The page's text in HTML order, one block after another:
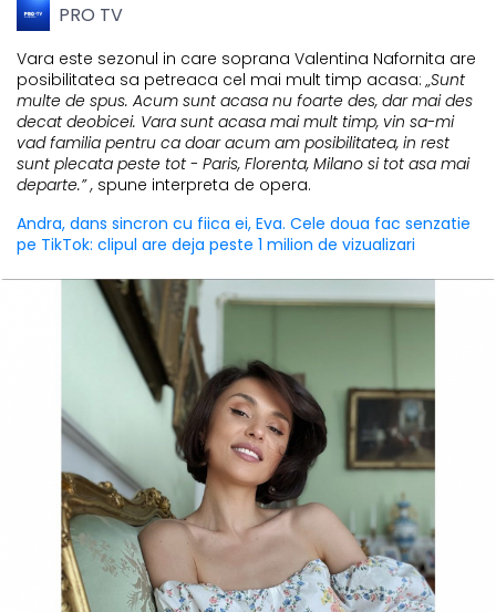
PRO TV
Vara este sezonul in care soprana Valentina Nafornita are
posibilitatea sa petreaca cel mai mult timp acasa: „Sunt
multe de spus. Acum sunt acasa nu foarte des, dar mai des
decat deobicei. Vara sunt acasa mai mult timp, vin sa-mi
vad familia pentru ca doar acum am posibilitatea, in rest
sunt plecata peste tot - Paris, Florenta, Milano si tot asa mai
departe.” , spune interpreta de opera.
Andra, dans sincron cu fiica ei, Eva. Cele doua fac senzatie
pe TikTok: clipul are deja peste 1 milion de vizualizari